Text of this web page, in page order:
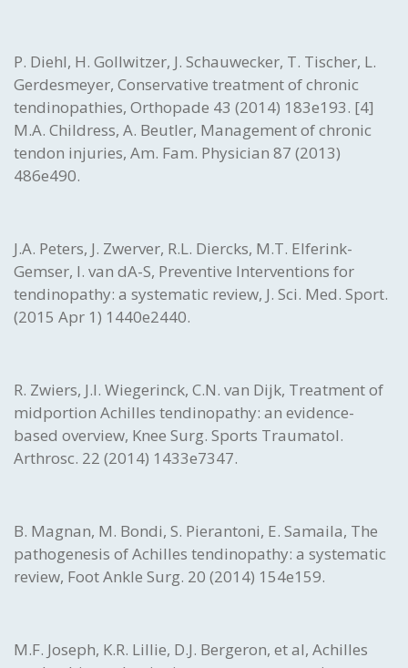
P. Diehl, H. Gollwitzer, J. Schauwecker, T. Tischer, L.
Gerdesmeyer, Conservative treatment of chronic
tendinopathies, Orthopade 43 (2014) 183e193. [4]
M.A. Childress, A. Beutler, Management of chronic
tendon injuries, Am. Fam. Physician 87 (2013)
486e490.
J.A. Peters, J. Zwerver, R.L. Diercks, M.T. Elferink-
Gemser, I. van dA-S, Preventive Interventions for
tendinopathy: a systematic review, J. Sci. Med. Sport.
(2015 Apr 1) 1440e2440.
R. Zwiers, J.I. Wiegerinck, C.N. van Dijk, Treatment of
midportion Achilles tendinopathy: an evidence-
based overview, Knee Surg. Sports Traumatol.
Arthrosc. 22 (2014) 1433e7347.
B. Magnan, M. Bondi, S. Pierantoni, E. Samaila, The
pathogenesis of Achilles tendinopathy: a systematic
review, Foot Ankle Surg. 20 (2014) 154e159.
M.F. Joseph, K.R. Lillie, D.J. Bergeron, et al, Achilles